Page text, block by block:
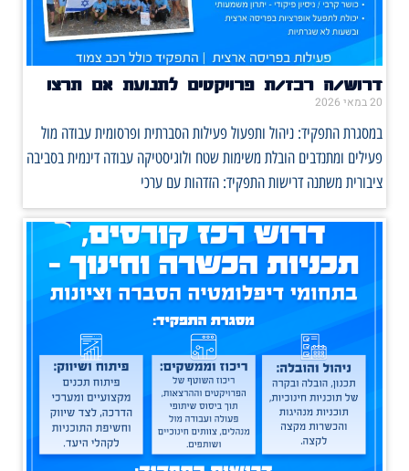
דרוש/ה רכז/ת פרויקטים לתנועת אם תרצו
20 במאי 2026
במסגרת התפקיד: ניהול ותפעול פעילות הסברתית ופרסומית עבודה מול
פעילים ומתנדבים הובלת משימות שטח ולוגיסטיקה עבודה דינמית בסביבה
ציבורית משתנה דרישות התפקיד: הזדהות עם ערכי